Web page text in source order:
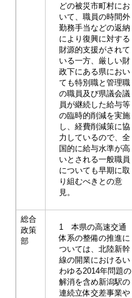
どの被災市町村にお
いて、職員の時間外
勤務手当などの返納
により復興に対する
財源的支援がされて
いる一方、厳しい財
政下にある県におい
ても特別職と管理職
の職員及び県議会議
員が継続した給与等
の臨時的削減を実施
し、経費削減策に協
力しているので、全
国的に給与水準が高
いとされる一般職員
についても早期に取
り組むべきとの意
見。
総合
政策
部
1 本県の高速交通
体系の整備の推進に
ついては、北陸新幹
線の開業におけるい
わゆる2014年問題の
解消を含め新潟駅の
連続立体交差事業や